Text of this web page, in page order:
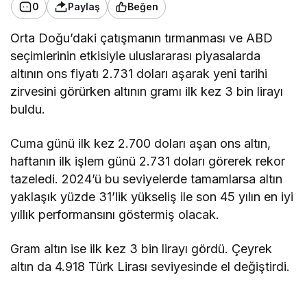
0 Paylaş Beğen
Orta Doğu’daki çatışmanın tırmanması ve ABD
seçimlerinin etkisiyle uluslararası piyasalarda
altının ons fiyatı 2.731 doları aşarak yeni tarihi
zirvesini görürken altının gramı ilk kez 3 bin lirayı
buldu.
Cuma günü ilk kez 2.700 doları aşan ons altın,
haftanın ilk işlem günü 2.731 doları görerek rekor
tazeledi. 2024’ü bu seviyelerde tamamlarsa altın
yaklaşık yüzde 31’lik yükseliş ile son 45 yılın en iyi
yıllık performansını göstermiş olacak.
Gram altın ise ilk kez 3 bin lirayı gördü. Çeyrek
altın da 4.918 Türk Lirası seviyesinde el değiştirdi.